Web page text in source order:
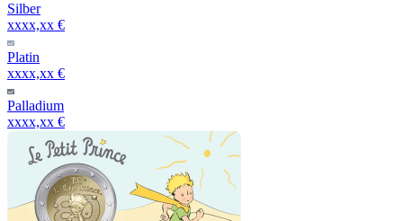
Silber
xxxx,xx €
Platin
xxxx,xx €
Palladium
xxxx,xx €